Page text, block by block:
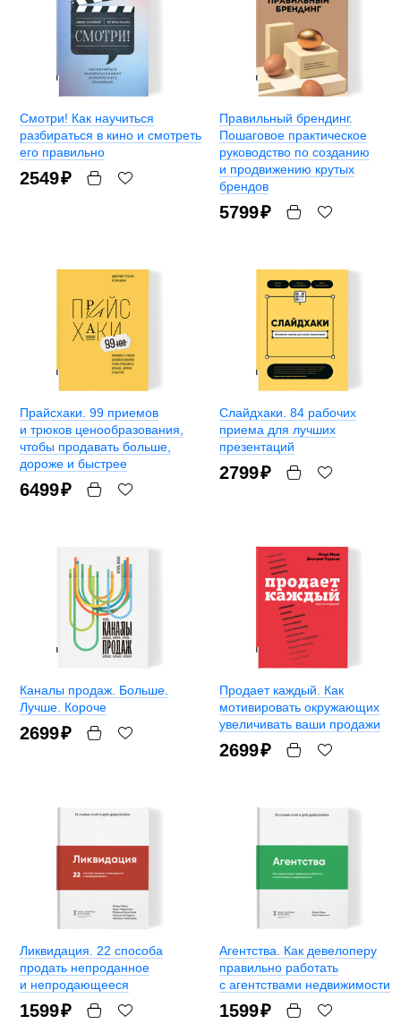
Смотри! Как научиться
разбираться в кино и смотреть
его правильно
2549₽
Правильный брендинг.
Пошаговое практическое
руководство по созданию
и продвижению крутых
брендов
5799₽
Прайсхаки. 99 приемов
и трюков ценообразования,
чтобы продавать больше,
дороже и быстрее
6499₽
Слайдхаки. 84 рабочих
приема для лучших
презентаций
2799₽
Каналы продаж. Больше.
Лучше. Короче
2699₽
Продает каждый. Как
мотивировать окружающих
увеличивать ваши продажи
2699₽
Ликвидация. 22 способа
продать непроданное
и непродающееся
1599₽
Агентства. Как девелоперу
правильно работать
с агентствами недвижимости
1599₽